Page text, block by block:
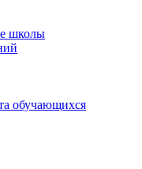
школы
обучающихся